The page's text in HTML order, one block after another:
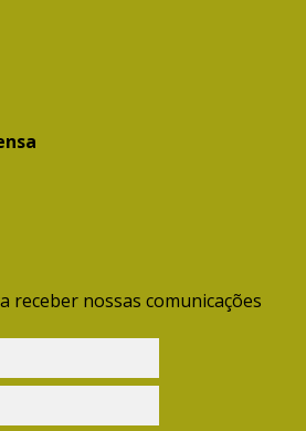
receber nossas comunicações